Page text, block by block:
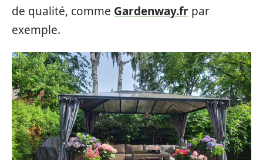
de qualité, comme Gardenway.fr par
exemple.